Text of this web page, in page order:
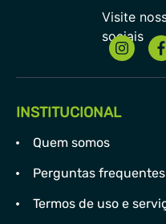
INSTITUCIONAL
Quem somos
Perguntas frequentes
Termos de uso e